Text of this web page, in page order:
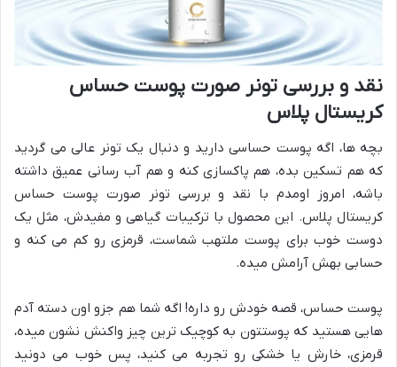
نقد و بررسی تونر صورت پوست حساس
کریستال پلاس
بچه ها، اگه پوست حساسی دارید و دنبال یک تونر عالی می گردید
که هم تسکین بده، هم پاکسازی کنه و هم آب رسانی عمیق داشته
باشه، امروز اومدم با نقد و بررسی تونر صورت پوست حساس
کریستال پلاس. این محصول با ترکیبات گیاهی و مفیدش، مثل یک
دوست خوب برای پوست ملتهب شماست، قرمزی رو کم می کنه و
حسابی بهش آرامش میده.
پوست حساس، قصه خودش رو داره! اگه شما هم جزو اون دسته آدم
هایی هستید که پوستتون به کوچیک ترین چیز واکنش نشون میده،
قرمزی، خارش یا خشکی رو تجربه می کنید، پس خوب می دونید